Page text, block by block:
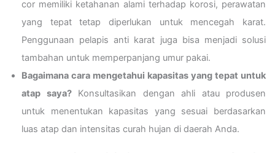
cor memiliki ketahanan alami terhadap korosi, perawatan
yang tepat tetap diperlukan untuk mencegah karat.
Penggunaan pelapis anti karat juga bisa menjadi solusi
tambahan untuk memperpanjang umur pakai.
Bagaimana cara mengetahui kapasitas yang tepat untuk
atap saya?Konsultasikan dengan ahli atau produsen
untuk menentukan kapasitas yang sesuai berdasarkan
luas atap dan intensitas curah hujan di daerah Anda.